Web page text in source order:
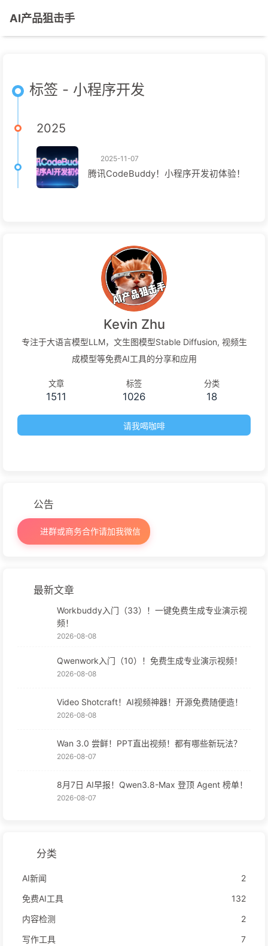
AI产品狙击手
标签 - 小程序开发
2025
2025-11-07
腾讯CodeBuddy！小程序开发初体验！
Kevin Zhu
专注于大语言模型LLM，文生图模型Stable Diffusion, 视频生
成模型等免费AI工具的分享和应用
文章
1511
标签
1026
分类
18
请我喝咖啡
公告
进群或商务合作请加我微信
最新文章
Workbuddy入门（33）！一键免费生成专业演示视
频！
2026-08-08
Qwenwork入门（10）！免费生成专业演示视频！
2026-08-08
Video Shotcraft！AI视频神器！开源免费随便造！
2026-08-08
Wan 3.0 尝鲜！PPT直出视频！都有哪些新玩法？
2026-08-07
8月7日 AI早报！Qwen3.8-Max 登顶 Agent 榜单！
2026-08-07
分类
AI新闻
2
免费AI工具
132
内容检测
2
写作工具
7